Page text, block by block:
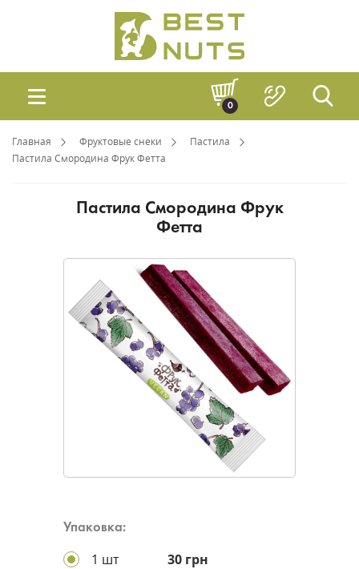
0
Главная Фруктовые снеки
Пастила
Пастила Смородина Фрук Фетта
Пастила Смородина Фрук
Фетта
Упаковка:
1 шт 30 грн